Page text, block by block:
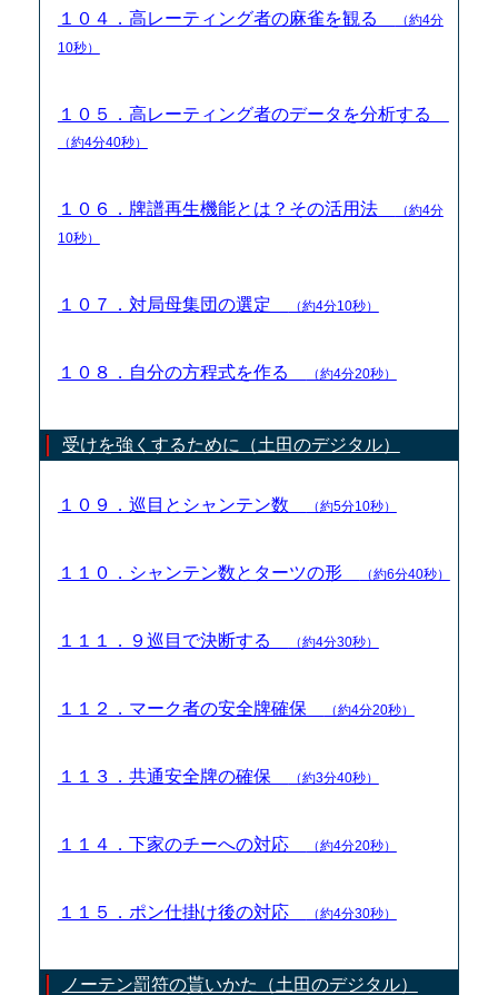
１０４．高レーティング者の麻雀を観る
（約4分
10秒）
１０５．高レーティング者のデータを分析する
（約4分40秒）
１０６．牌譜再生機能とは？その活用法
（約4分
10秒）
１０７．対局母集団の選定 （約4分10秒）
１０８．自分の方程式を作る （約4分20秒）
受けを強くするために（土田のデジタル）
１０９．巡目とシャンテン数 （約5分10秒）
１１０．シャンテン数とターツの形 （約6分40秒）
１１１．９巡目で決断する （約4分30秒）
１１２．マーク者の安全牌確保 （約4分20秒）
１１３．共通安全牌の確保 （約3分40秒）
１１４．下家のチーへの対応 （約4分20秒）
１１５．ポン仕掛け後の対応 （約4分30秒）
ノーテン罰符の貰いかた（土田のデジタル）